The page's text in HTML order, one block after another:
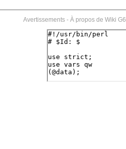
Avertissements- À propos de Wiki G6